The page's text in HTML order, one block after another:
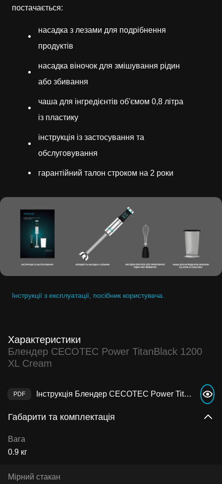
постачається:
насадка з лезами для подрібнення
продуктів
насадка віночок для змішування рідин
або збивання
чаша для інгредієнтів об'ємом 0,8 літра
із пластику
інструкція із застосування та
обслуговування
гарантійний талон строком на 2 роки
Інструкції з експлуатації, посібник користувача.
Характеристики
Блендер CECOTEC Power TitanBlack 1200
XL Cream
Інструкція Блендер CECOTEC Power TitanBlack 1200 XL Cream
Габарити та комплектація
Вага
0.9 кг
Мірний стакан